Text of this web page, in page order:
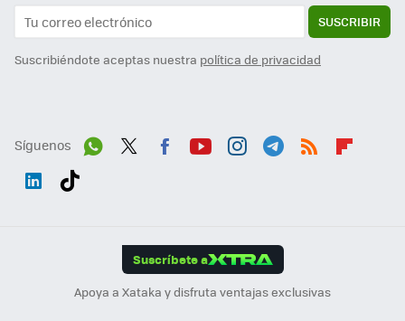
SUSCRIBIR
Suscribiéndote aceptas nuestra política de privacidad
Síguenos
Suscríbete a
Apoya a Xataka y disfruta ventajas exclusivas